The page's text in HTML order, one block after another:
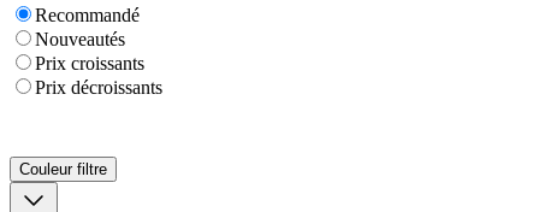
Recommandé
Nouveautés
Prix croissants
Prix décroissants
Couleur filtre